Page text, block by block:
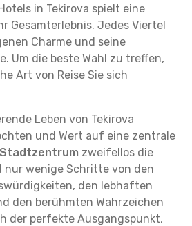
in Tekirova spielt eine
Gesamterlebnis. Jedes Viertel
Charme und seine
Um die beste Wahl zu treffen,
Art von Reise Sie sich
Leben von Tekirova
und Wert auf eine zentrale
Stadtzentrum zweifellos die
nur wenige Schritte von den
den lebhaften
den berühmten Wahrzeichen
der perfekte Ausgangspunkt,